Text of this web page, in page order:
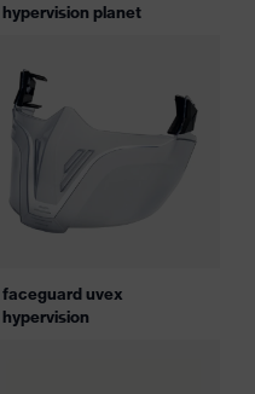
hypervision planet
faceguard uvex
hypervision